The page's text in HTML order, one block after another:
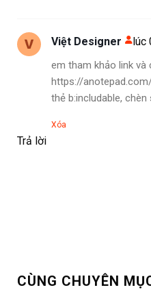
Việt Designer lúc
em tham khảo link và
https://
thẻ b:includable,
Xóa
Trả lời
CÙNG CHUYÊN